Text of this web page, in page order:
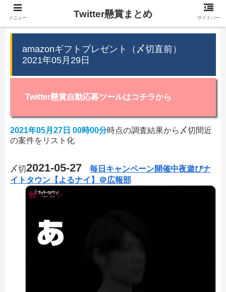
amazonギフトプレゼント（〆切直前）
2021年05月29日
Twitter懸賞自動応募ツールはコチラから
2021年05月27日 00時00分時点の調査結果から〆切間近
の案件をリスト化
〆切2021-05-27
毎日キャンペーン開催中夜遊びナ
イトタウン【よるナイ】＠広報部
メニュー Twitter懸賞まとめ サイドバー